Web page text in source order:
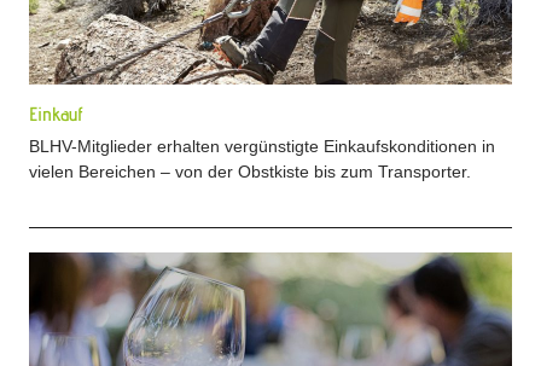
Einkauf
BLHV-Mitglieder erhalten vergünstigte Einkaufskonditionen in
vielen Bereichen – von der Obstkiste bis zum Transporter.